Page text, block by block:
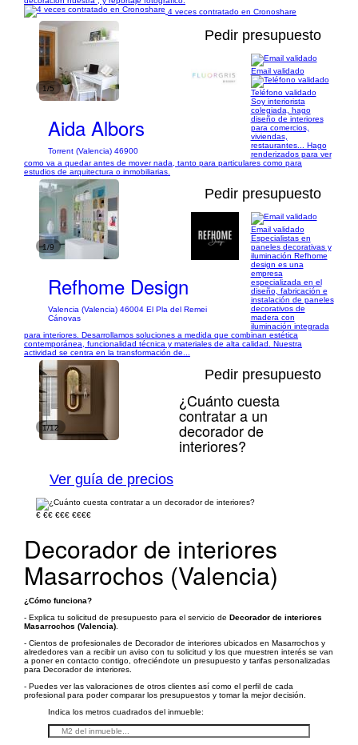
4 veces contratado en Cronoshare
1/5
Pedir presupuesto
Aida Albors
Torrent (Valencia) 46900
Email validado
Teléfono validado
Soy interiorista
colegiada, hago
diseño de interiores
para comercios,
viviendas,
restaurantes... Hago
renderizados para ver
como va a quedar antes de mover nada, tanto para particulares como para
estudios de arquitectura o inmobiliarias.
1/9
Pedir presupuesto
Refhome Design
Valencia (Valencia) 46004 El Pla del Remei
Cánovas
Email validado
Especialistas en
paneles decorativas y
iluminación Refhome
design es una
empresa
especializada en el
diseño, fabricación e
instalación de paneles
decorativos de
madera con
iluminación integrada
para interiores. Desarrollamos soluciones a medida que combinan estética
contemporánea, funcionalidad técnica y materiales de alta calidad. Nuestra
actividad se centra en la transformación de...
1/12
Pedir presupuesto
¿Cuánto cuesta
contratar a un
decorador de
interiores?
Ver guía de precios
€ €€ €€€ €€€€
Decorador de interiores
Masarrochos (Valencia)
¿Cómo funciona?
- Explica tu solicitud de presupuesto para el servicio de Decorador de interiores
Masarrochos (Valencia)
- Cientos de profesionales de Decorador de interiores ubicados en Masarrochos y
alrededores van a recibir un aviso con tu solicitud y los que muestren interés se van
a poner en contacto contigo, ofreciéndote un presupuesto y tarifas personalizadas
para Decorador de interiores.
- Puedes ver las valoraciones de otros clientes así como el perfil de cada
profesional para poder comparar los presupuestos y tomar la mejor decisión.
Indica los metros cuadrados del inmueble: